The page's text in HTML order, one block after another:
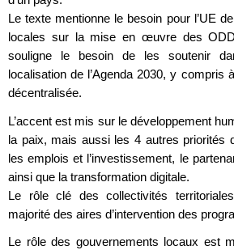
Le texte mentionne le besoin pour l’UE
locales sur la mise en œuvre des
souligne le besoin de les soutenir
localisation de l’Agenda 2030, y compris
décentralisée.
L’accent est mis sur le développement
la paix, mais aussi les 4 autres priorités
les emplois et l’investissement, le
ainsi que la transformation digitale.
Le rôle clé des collectivités
majorité des aires d’intervention des
Le rôle des gouvernements locaux est